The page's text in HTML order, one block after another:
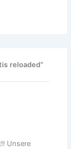
reloaded“
Unsere